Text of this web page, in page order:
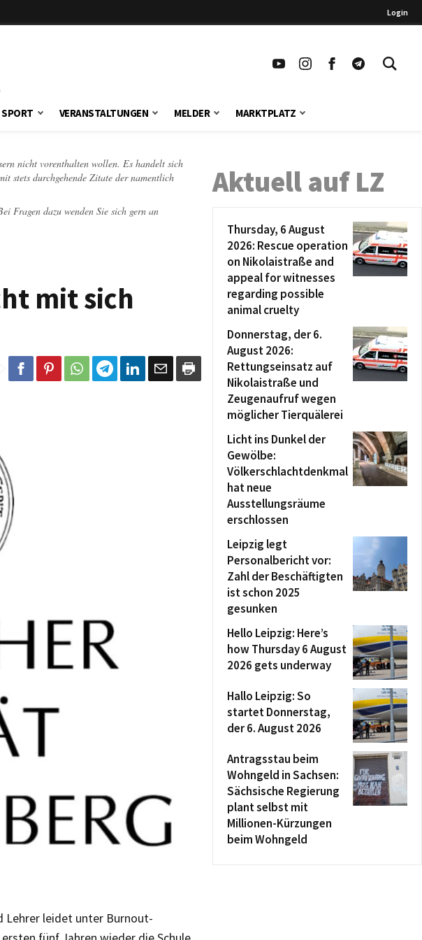
Login
SPORT VERANSTALTUNGEN MELDER MARKTPLATZ
nicht vorenthalten wollen. Es handelt sich
stets durchgehende Zitate der namentlich
Fragen dazu wenden Sie sich gern an
mit sich
Lehrer leidet unter Burnout-
Aktuell auf LZ
Thursday, 6 August
2026: Rescue operation
on Nikolaistraße and
appeal for witnesses
regarding possible
animal cruelty
Donnerstag, der 6.
August 2026:
Rettungseinsatz auf
Nikolaistraße und
Zeugenaufruf wegen
möglicher Tierquälerei
Licht ins Dunkel der
Gewölbe:
Völkerschlachtdenkmal
hat neue
Ausstellungsräume
erschlossen
Leipzig legt
Personalbericht vor:
Zahl der Beschäftigten
ist schon 2025
gesunken
Hello Leipzig: Here’s
how Thursday 6 August
2026 gets underway
Hallo Leipzig: So
startet Donnerstag,
der 6. August 2026
Antragsstau beim
Wohngeld in Sachsen:
Sächsische Regierung
plant selbst mit
Millionen-Kürzungen
beim Wohngeld